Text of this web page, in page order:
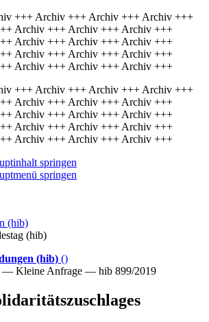
+++ Archiv +++ Archiv +++ Archiv +++
Archiv +++ Archiv +++ Archiv +++
Archiv +++ Archiv +++ Archiv +++
Archiv +++ Archiv +++ Archiv +++
Archiv +++ Archiv +++ Archiv +++
+++ Archiv +++ Archiv +++ Archiv +++
Archiv +++ Archiv +++ Archiv +++
Archiv +++ Archiv +++ Archiv +++
Archiv +++ Archiv +++ Archiv +++
Archiv +++ Archiv +++ Archiv +++
springen
springen
(hib)
(hib)
(hib) ()
— Kleine Anfrage — hib 899/2019